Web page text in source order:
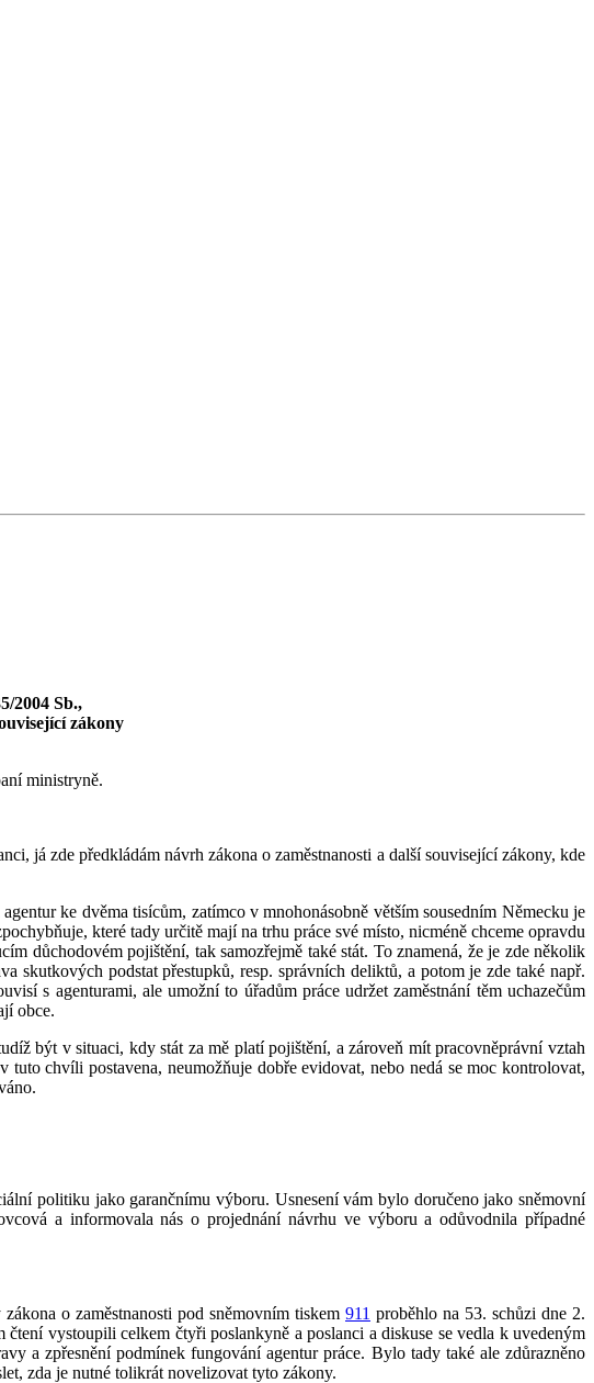
2004 Sb.,
zákony
ministryně.
já zde předkládám návrh zákona o zaměstnanosti a další související zákony, kde
ke dvěma tisícům, zatímco v mnohonásobně větším sousedním Německu je
které tady určitě mají na trhu práce své místo, nicméně chceme opravdu
důchodovém pojištění, tak samozřejmě také stát. To znamená, že je zde několik
skutkových podstat přestupků, resp. správních deliktů, a potom je zde také např.
s agenturami, ale umožní to úřadům práce udržet zaměstnání těm uchazečům
obce.
být v situaci, kdy stát za mě platí pojištění, a zároveň mít pracovněprávní vztah
chvíli postavena, neumožňuje dobře evidovat, nebo nedá se moc kontrolovat,
politiku jako garančnímu výboru. Usnesení vám bylo doručeno jako sněmovní
a informovala nás o projednání návrhu ve výboru a odůvodnila případné
o zaměstnanosti pod sněmovním tiskem 911 proběhlo na 53. schůzi dne 2.
vystoupili celkem čtyři poslankyně a poslanci a diskuse se vedla k uvedeným
a zpřesnění podmínek fungování agentur práce. Bylo tady také ale zdůrazněno
zda je nutné tolikrát novelizovat tyto zákony.